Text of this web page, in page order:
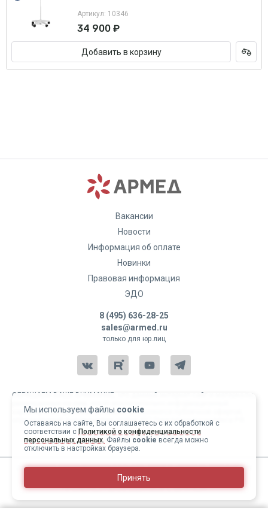
Артикул: 10346
34 900 ₽
Добавить в корзину
Мы используем файлы cookie
Оставаясь на сайте, Вы соглашаетесь с их обработкой с
соответствии с Политикой о конфиденциальности
персональных данных. Файлы cookie всегда можно
отключить в настройках браузера.
Принять
Вакансии
Новости
Информация об оплате
Новинки
Правовая информация
ЭДО
8 (495) 636-28-25
sales@armed.ru
только для юр.лиц
ОБРАЩАЕМ ВАШЕ ВНИМАНИЕ, что данный интернет-сайт и материалы,
характер и ни при каких условиях не являются публичной офертой,
определяемой положениями статьи 437 Гражданского кодекса РФ.
Copyright 2004-2026 © Армед
ИМЕЮТСЯ ПРОТИВОПОКАЗАНИЯ, ПЕРЕД ИСПОЛЬЗОВАНИЕМ
НЕОБХОДИМО ОЗНАКОМИТЬСЯ С ИНСТРУКЦИЕЙ И
ПРОКОНСУЛЬТИРОВАТЬСЯ С ВРАЧОМ